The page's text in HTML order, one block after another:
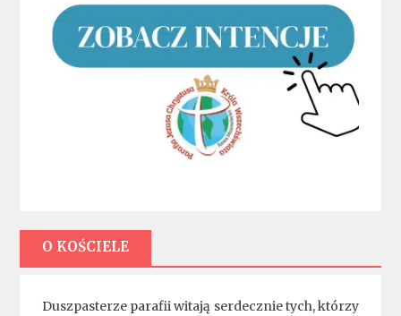
O KOŚCIELE
Duszpasterze parafii witają serdecznie tych, którzy